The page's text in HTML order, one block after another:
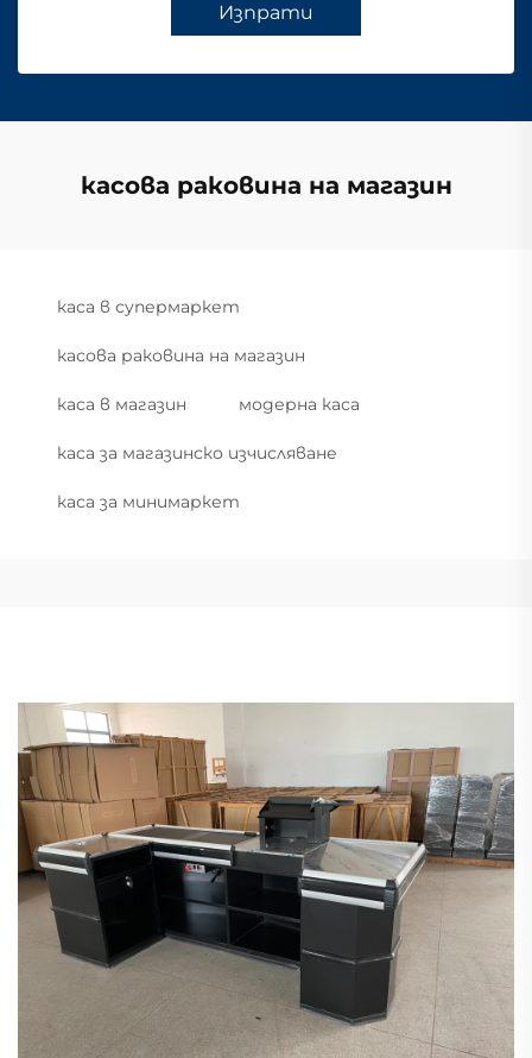
Изпрати
касова раковина на магазин
каса в супермаркет
касова раковина на магазин
каса в магазин модерна каса
каса за магазинско изчисляване
каса за минимаркет